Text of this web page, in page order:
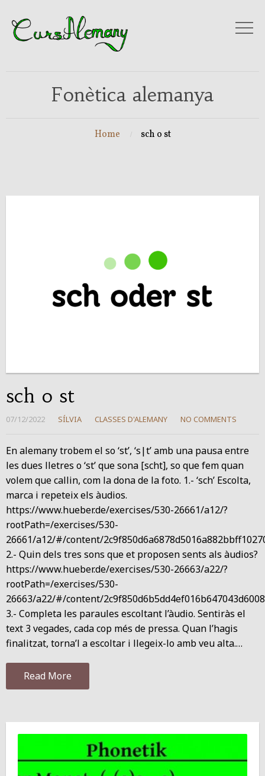
Fonètica alemanya
Home sch o st
sch o st
07/12/2022 SÍLVIA CLASSES D'ALEMANY NO COMMENTS
En alemany trobem el so ‘st’, ‘s|t’ amb una pausa entre
les dues lletres o ‘st’ que sona [scht], so que fem quan
volem que callin, com la dona de la foto. 1.- ‘sch’ Escolta,
marca i repeteix els àudios.
https://www.hueber.de/exercises/530-26661/a12/?
rootPath=/exercises/530-
26661/a12/#/content/
2.- Quin dels tres sons que et proposen sents als àudios?
https://www.hueber.de/exercises/530-26663/a22/?
rootPath=/exercises/530-
26663/a22/#/content/
3.- Completa les paraules escoltant l’àudio. Sentiràs el
text 3 vegades, cada cop més de pressa. Quan l’hagis
finalitzat, torna’l a escoltar i llegeix-lo amb veu alta.…
Read More